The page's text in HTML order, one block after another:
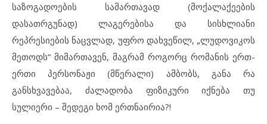
საზოგადოების სამართავად (მოქალაქეების
დასათრგუნად) ლაგერებისა და სისხლიანი
რეპრესიების ნაცვლად, უფრო დახვეწილ, „ლუდოვიკოს
მეთოდს“ მიმართავენ, მაგრამ როგორც რომანის ერთ-
ერთი პერსონაჟი (მწერალი) ამბობს, განა რა
განსხვავებაა, ძალადობა ფიზიკური იქნება თუ
სულიერი – შედეგი ხომ ერთნაირია?!